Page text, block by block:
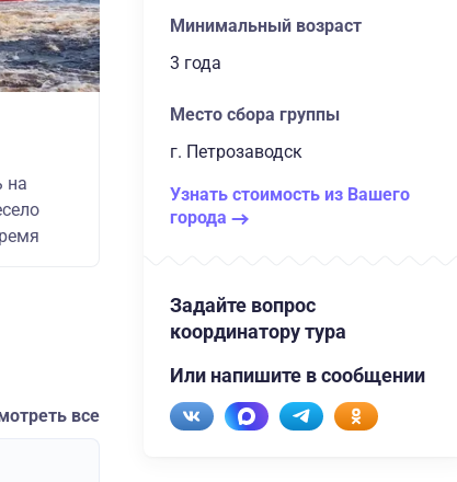
на
все
Минимальный возраст
3 года
Место сбора группы
г. Петрозаводск
Узнать стоимость из Вашего
города
Задайте вопрос
координатору тура
Или напишите в сообщении